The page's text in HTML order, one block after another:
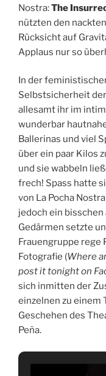
Nostra:The
nützten den
Rücksicht auf
Applaus nur so
In der
Selbstsicherheit der
allesamt ihr im
wunderbar
Ballerinas und viel
über ein paar Kilos
und sie wabbeln
frech! Spass hatte
von La Pocha
jedoch ein
Gedärmen setzte
Frauengruppe rege
Fotografie (Where
post it tonight on
sich inmitten der
einzelnen zu einem
Geschehen des
Peña.